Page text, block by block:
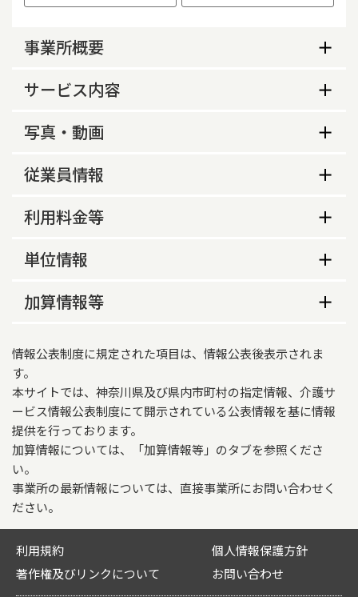
事業所概要
事業所概要
あり
営業時間（平日）
営業時間（土曜）
8時30分～17時00分
その他の年間休日
木曜日・日曜日・祝日・年末年始・盆休み
営業時間に関する特記事項
評価実施の有無
なし
利用者意向の把握
サービス内容
サービス内容
33人
送迎時における居宅内介助等の実施
ケアプランデータ連携システム（国保中央会）の
サービス内容
サービス提供地域等
サービス提供地域
相模原市
サービス内容
利用可能な時間帯
「単位情報」をご覧ください。
写真・動画
事業所の特色等
利用者の幼少期に生活したような古民家を利用
室（オルガン、歌など）、書道教室、絵画教室等
整形外科と理学療法士による本格的なリハビリテ
ーョンを中心にサービスを提供しています。
動画情報
画像情報
外観
従業員情報
従業員数
言語聴覚士 0
業務に従事した経験年数
理学療法士
理学療法士 常勤 非常勤
1年未満 0 0
1年以上5年未満 0 0
5年以上 0
利用料金等
利用料金等
800円
おむつ代
紙パンツ100円、尿取りパット30円
日常生活費
実費
通常要する時間を超えるサービスは提供していな
い。
キャンセル料の徴収の有無
あり
単位情報
単位情報
17
営業日
月、火、水、金、土
その他の年間休日
営業時間（平日）
08:30～17:00
営業時間（土曜）
08:30～17:00
加算情報等
2024年06月01日
施設等の区分
通常規模の事業所(病院・診療所)
職員の欠員による減算の状況
なし
高齢者虐待防止措置実施の有無
基準型
情報公表制度に規定された項目は、情報公表後表示されま
す。
本サイトでは、神奈川県及び県内市町村の指定情報、介護サ
ービス情報公表制度にて開示されている公表情報を基に情報
提供を行っております。
加算情報については、「加算情報等」のタブを参照くださ
い。
事業所の最新情報については、直接事業所にお問い合わせく
ださい。
利用規約
個人情報保護方針
著作権及びリンクについて
お問い合わせ